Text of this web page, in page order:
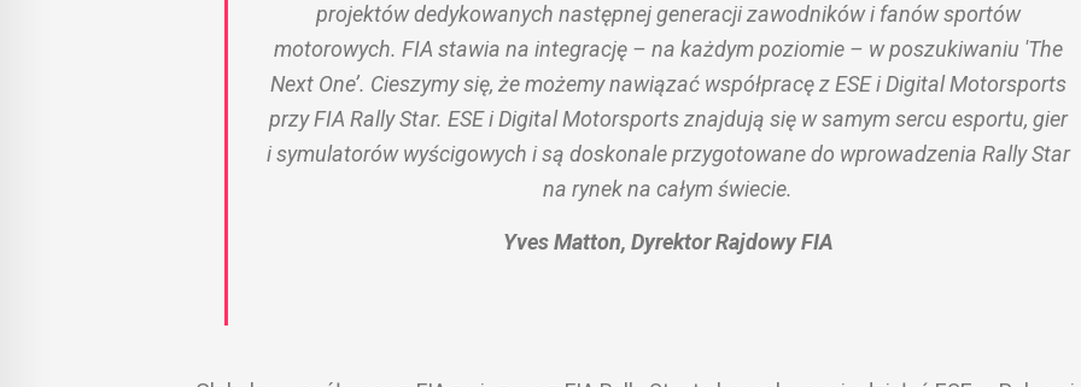
projektów dedykowanych następnej generacji zawodników i fanów sportów
motorowych. FIA stawia na integrację – na każdym poziomie – w poszukiwaniu 'The
Next One’. Cieszymy się, że możemy nawiązać współpracę z ESE i Digital Motorsports
przy FIA Rally Star. ESE i Digital Motorsports znajdują się w samym sercu esportu, gier
i symulatorów wyścigowych i są doskonale przygotowane do wprowadzenia Rally Star
na rynek na całym świecie.
Yves Matton, Dyrektor Rajdowy FIA